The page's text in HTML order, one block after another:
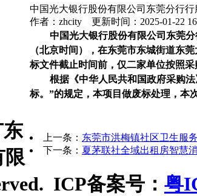
中国光大银行股份有限公司东莞分行
作者：zhcity 更新时间：2025-01-22
中国光大银行股份有限公司东莞
（北京时间），在东莞市东城街道东
标文件截止时间前，仅二家单位按照
根据《中华人民共和国政府采购
标。”的规定，本项目做废标处理，本
上一条： 东莞市洪梅镇社区卫生服
下一条： 夏茅联社全域出租房智慧
限
ICP备案号： 粤